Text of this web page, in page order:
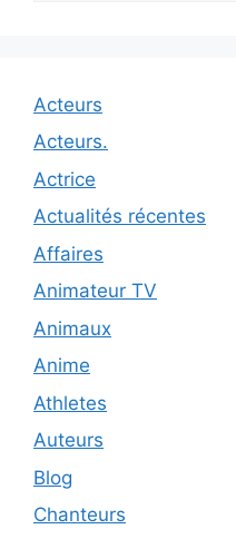
Acteurs
Acteurs.
Actrice
Actualités récentes
Affaires
Animateur TV
Animaux
Anime
Athletes
Auteurs
Blog
Chanteurs